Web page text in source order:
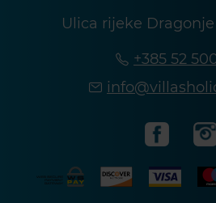
Ulica rijeke
+385 52